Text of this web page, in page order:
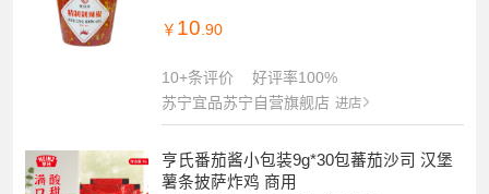
￥ 10 .90
10+条评价
好评率100%
苏宁宜品苏宁自营旗舰店 进店
亨氏番茄酱小包装9g*30包蕃茄沙司 汉堡
薯条披萨炸鸡 商用